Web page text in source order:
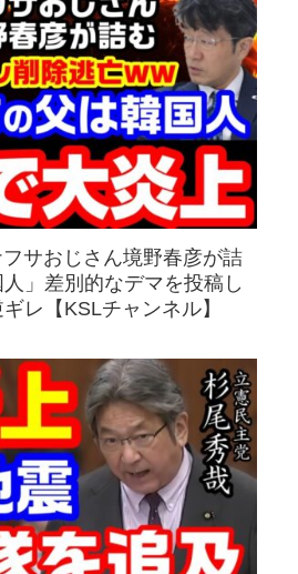
フサおじさん境野春彦が詰
」差別的なデマを投稿し
レ【KSLチャンネル】